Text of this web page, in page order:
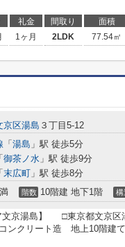
礼金 間取り 面積
1ヶ月 2LDK 77.54㎡
京区湯島 ３丁目5-12
「 湯島 」駅 徒歩5分
「 御茶ノ水 」駅 徒歩9分
「 末広町 」駅 徒歩8分
階数 10階建 地下1階 構
文京湯島】 □東京都文京区
リート造 地上10階建て